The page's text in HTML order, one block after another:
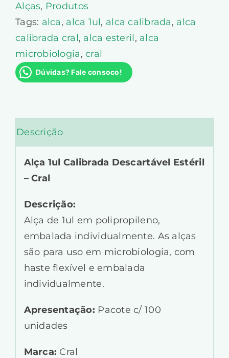
Alças, Produtos
Tags: alca, alca 1ul, alca calibrada, alca
calibrada cral, alca esteril, alca
microbiologia,cral
Dúvidas? Fale consoco!
Descrição
Alça 1ul Calibrada Descartável Estéril
– Cral
Descrição:
Alça de 1ul em polipropileno,
embalada individualmente. As alças
são para uso em microbiologia, com
haste flexível e embalada
individualmente.
Apresentação: Pacote c/ 100
unidades
Marca: Cral